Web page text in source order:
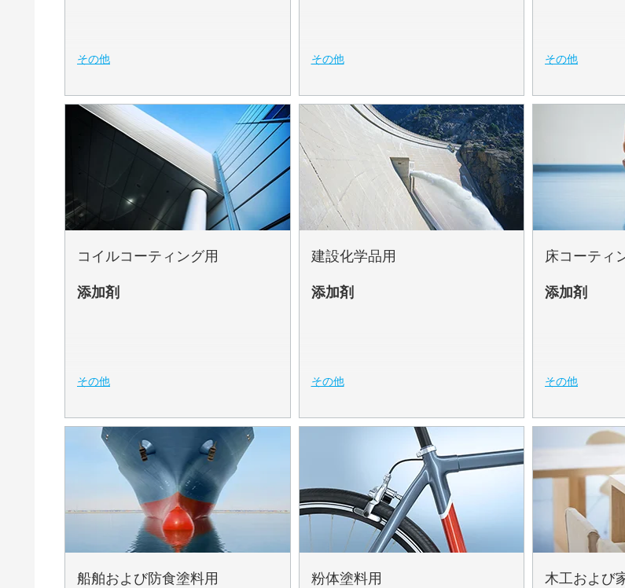
油田向けセメント
油田向け掘削
潤滑油および離型
皮革仕上げとコーティング生地
缶コーティング
自動車・車両用塗料
自動車補修塗料
鋳造および耐火
その他 その他 その他
コイルコーティング用
添加剤
その他
建設化学品用
添加剤
その他
床コーティ
添加剤
その他
船舶および防食塗料用
粉体塗料用
木工および